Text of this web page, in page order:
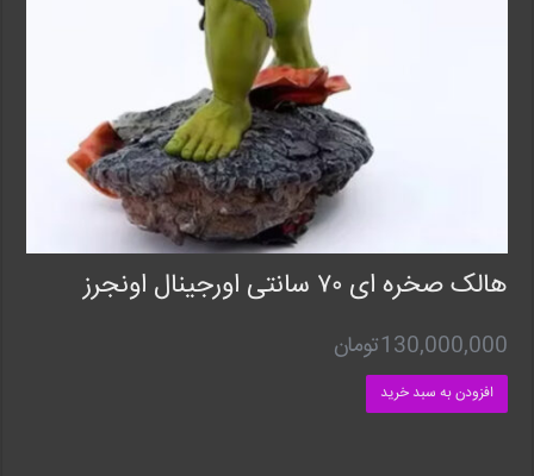
هالک صخره ای ۷۰ سانتی اورجینال اونجرز
130,000,000تومان
افزودن به سبد خرید